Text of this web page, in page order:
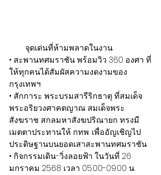
        จุดเด่นที่ห้ามพลาดในงาน
• สะพานทศมราชัน พร้อมวิว 360 องศา ที่
ให้ทุกคนได้สัมผัสความงดงามของ
กรุงเทพฯ
• สักการะ พระบรมสารีริกธาตุ ที่สมเด็จ
พระอริยวงศาคตญาณ สมเด็จพระ
สังฆราช สกลมหาสังฆปริณายก ทรงมี
เมตตาประทานให้ กทพ. เพื่ออัญเชิญไป
ประดิษฐานบนยอดเสาสะพานทศมราชัน
• กิจกรรมเดิน-วิ่งลอยฟ้า ในวันที่ 26
มกราคม 2568 เวลา 05.00-09.00 น.